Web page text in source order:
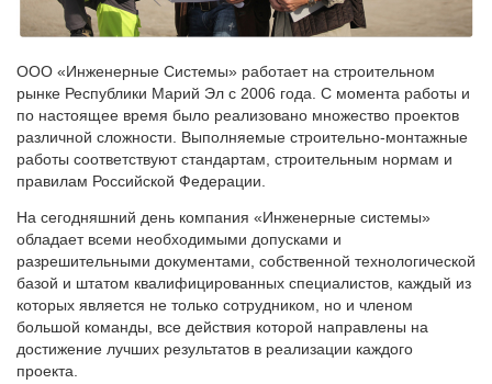
ООО «Инженерные Системы» работает на строительном
рынке Республики Марий Эл с 2006 года. С момента работы и
по настоящее время было реализовано множество проектов
различной сложности. Выполняемые строительно-монтажные
работы соответствуют стандартам, строительным нормам и
правилам Российской Федерации.
На сегодняшний день компания «Инженерные системы»
обладает всеми необходимыми допусками и
разрешительными документами, собственной технологической
базой и штатом квалифицированных специалистов, каждый из
которых является не только сотрудником, но и членом
большой команды, все действия которой направлены на
достижение лучших результатов в реализации каждого
проекта.